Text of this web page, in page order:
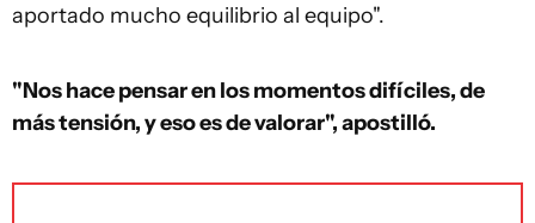
aportado mucho equilibrio al equipo".
"Nos hace pensar en los momentos difíciles, de
más tensión, y eso es de valorar", apostilló.